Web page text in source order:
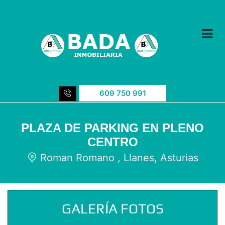
609 750 991
PLAZA DE PARKING EN PLENO
CENTRO
Roman Romano , Llanes, Asturias
GALERÍA FOTOS